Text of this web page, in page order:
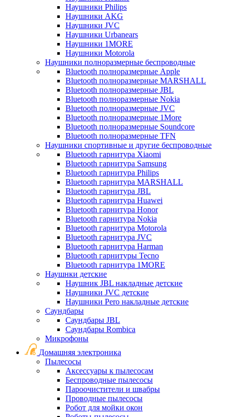
Наушники Philips
Наушники AKG
Наушники JVC
Наушники Urbanears
Наушники 1MORE
Наушники Motorola
Наушники полноразмерные беспроводные
Bluetooth полноразмерные Apple
Bluetooth полноразмерные MARSHALL
Bluetooth полноразмерные JBL
Bluetooth полноразмерные Nokia
Bluetooth полноразмерные JVC
Bluetooth полноразмерные 1More
Bluetooth полноразмерные Soundcore
Bluetooth полноразмерные TFN
Наушники спортивные и другие беспроводные
Bluetooth гарнитура Xiaomi
Bluetooth гарнитура Samsung
Bluetooth гарнитура Philips
Bluetooth гарнитура MARSHALL
Bluetooth гарнитура JBL
Bluetooth гарнитура Huawei
Bluetooth гарнитура Honor
Bluetooth гарнитура Nokia
Bluetooth гарнитура Motorola
Bluetooth гарнитура JVC
Bluetooth гарнитура Harman
Bluetooth гарнитуры Tecno
Bluetooth гарнитура 1MORE
Наушнки детские
Наушник JBL накладные детские
Наушники JVC детские
Наушники Pero накладные детские
Саундбары
Саундбары JBL
Саундбары Rombica
Микрофоны
Домашняя электроника
Пылесосы
Аксессуары к пылесосам
Беспроводные пылесосы
Пароочистители и швабры
Проводные пылесосы
Робот для мойки окон